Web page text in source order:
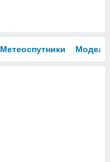
Метеоспутники Модели